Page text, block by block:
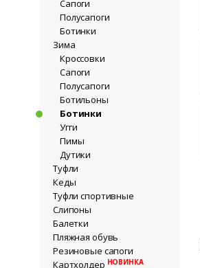
Сапоги
Полусапоги
Ботинки
Зима
Кроссовки
Сапоги
Полусапоги
Ботильоны
Ботинки
Угги
Пимы
Дутики
Туфли
Кеды
Туфли спортивные
Слипоны
Балетки
Пляжная обувь
Резиновые сапоги
Картхолдер НОВИНКА